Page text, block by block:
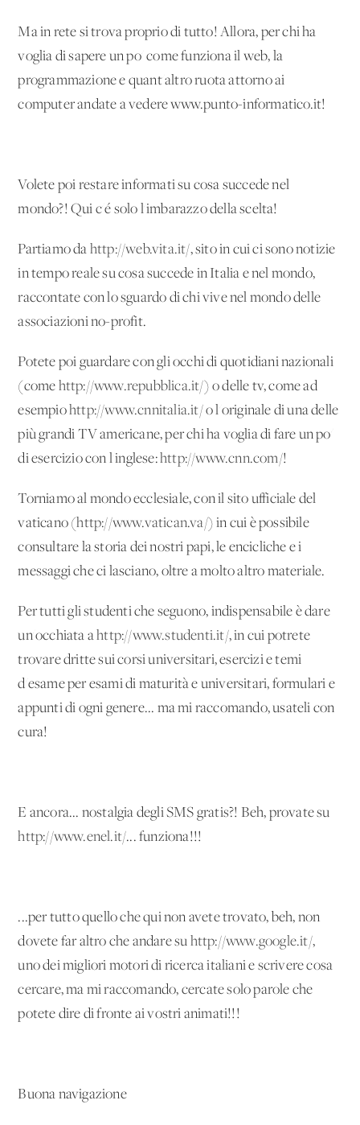
Ma in rete si trova proprio di tutto! Allora, per chi ha
voglia di sapere un po' come funziona il web, la
programmazione e quant'altro ruota attorno ai
computer andate a vedere www.punto-informatico.it!
Volete poi restare informati su cosa succede nel
mondo?! Qui c'é solo l'imbarazzo della scelta!
Partiamo da http://web.vita.it/, sito in cui ci sono notizie
in tempo reale su cosa succede in Italia e nel mondo,
raccontate con lo sguardo di chi vive nel mondo delle
associazioni no-profit.
Potete poi guardare con gli occhi di quotidiani nazionali
(come http://www.repubblica.it/) o delle tv, come ad
esempiohttp://www.cnnitalia.it/o l'originale di una delle
più grandi TV americane, per chi ha voglia di fare un po'
di esercizio con l'inglese:http://www.cnn.com/!
Torniamo al mondo ecclesiale, con il sito ufficiale del
vaticano (http://www.vatican.va/) in cui è possibile
consultare la storia dei nostri papi, le encicliche e i
messaggi che ci lasciano, oltre a molto altro materiale.
Per tutti gli studenti che seguono, indispensabile è dare
un'occhiata ahttp://www.studenti.it/, in cui potrete
trovare dritte sui corsi universitari, esercizi e temi
d'esame per esami di maturità e universitari, formulari e
appunti di ogni genere... ma mi raccomando, usateli con
cura!
E ancora... nostalgia degli SMS gratis?! Beh, provate su
http://www.enel.it/... funziona!!!
...per tutto quello che qui non avete trovato, beh, non
dovete far altro che andare su http://www.google.it/,
uno dei migliori motori di ricerca italiani e scrivere cosa
cercare, ma mi raccomando, cercate solo parole che
potete dire di fronte ai vostri animati!!!
Buona navigazione